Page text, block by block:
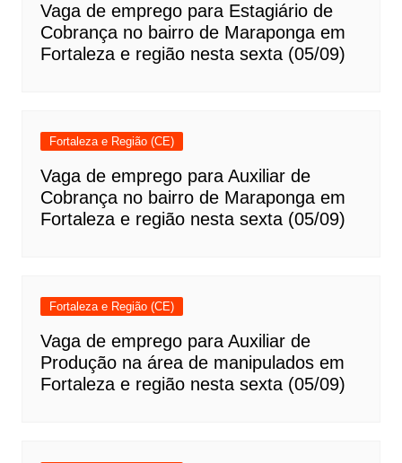
Vaga de emprego para Estagiário de
Cobrança no bairro de Maraponga em
Fortaleza e região nesta sexta (05/09)
Fortaleza e Região (CE)
Vaga de emprego para Auxiliar de
Cobrança no bairro de Maraponga em
Fortaleza e região nesta sexta (05/09)
Fortaleza e Região (CE)
Vaga de emprego para Auxiliar de
Produção na área de manipulados em
Fortaleza e região nesta sexta (05/09)